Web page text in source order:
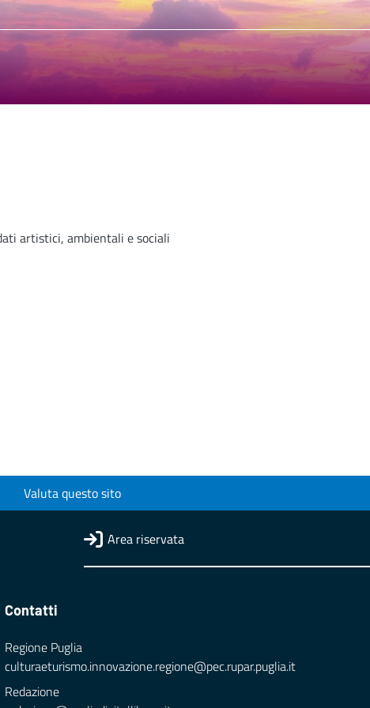
artistici, ambientali e sociali
Valuta questo sito
Area riservata
Contatti
Regione Puglia
culturaeturismo.innovazione.regione@pec.rupar.puglia.it
Redazione